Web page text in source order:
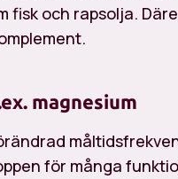
fisk och rapsolja.
magnesium
för många